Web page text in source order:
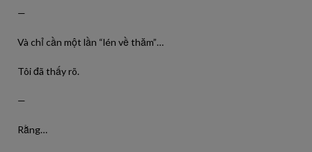
—
Và chỉ cần một lần “lén về thăm”…
Tôi đã thấy rõ.
—
Rằng…